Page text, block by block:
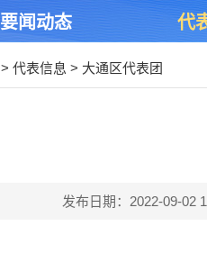
要闻动态
代
> 代表信息 > 大通区代表团
发布日期：2022-09-02